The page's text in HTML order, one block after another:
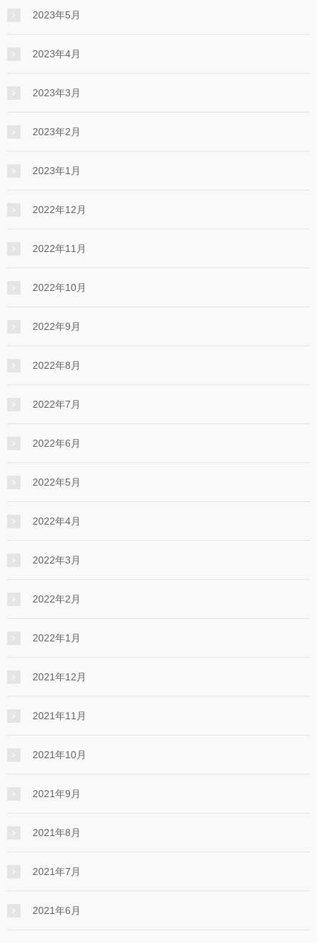
2023年5月
2023年4月
2023年3月
2023年2月
2023年1月
2022年12月
2022年11月
2022年10月
2022年9月
2022年8月
2022年7月
2022年6月
2022年5月
2022年4月
2022年3月
2022年2月
2022年1月
2021年12月
2021年11月
2021年10月
2021年9月
2021年8月
2021年7月
2021年6月